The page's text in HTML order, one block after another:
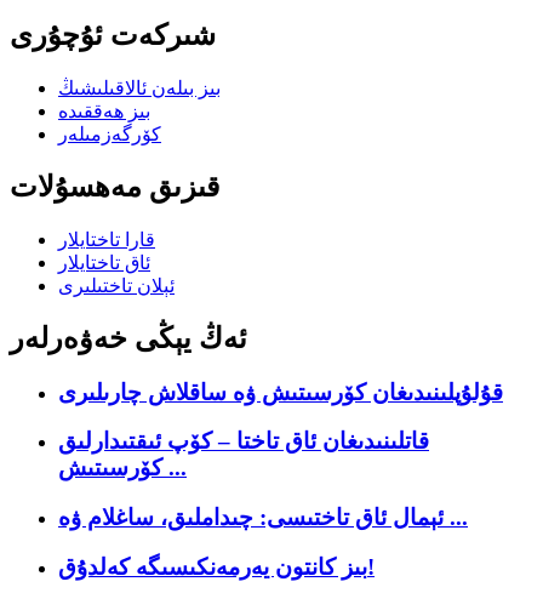
شىركەت ئۇچۇرى
بىز بىلەن ئالاقىلىشىڭ
بىز ھەققىدە
كۆرگەزمىلەر
قىزىق مەھسۇلات
قارا تاختايلار
ئاق تاختايلار
ئېلان تاختىلىرى
ئەڭ يېڭى خەۋەرلەر
قۇلۇپلىنىدىغان كۆرسىتىش ۋە ساقلاش چارىلىرى
قاتلىنىدىغان ئاق تاختا – كۆپ ئىقتىدارلىق
كۆرسىتىش ...
ئېمال ئاق تاختىسى: چىداملىق، ساغلام ۋە ...
بىز كانتون يەرمەنكىسىگە كەلدۇق!